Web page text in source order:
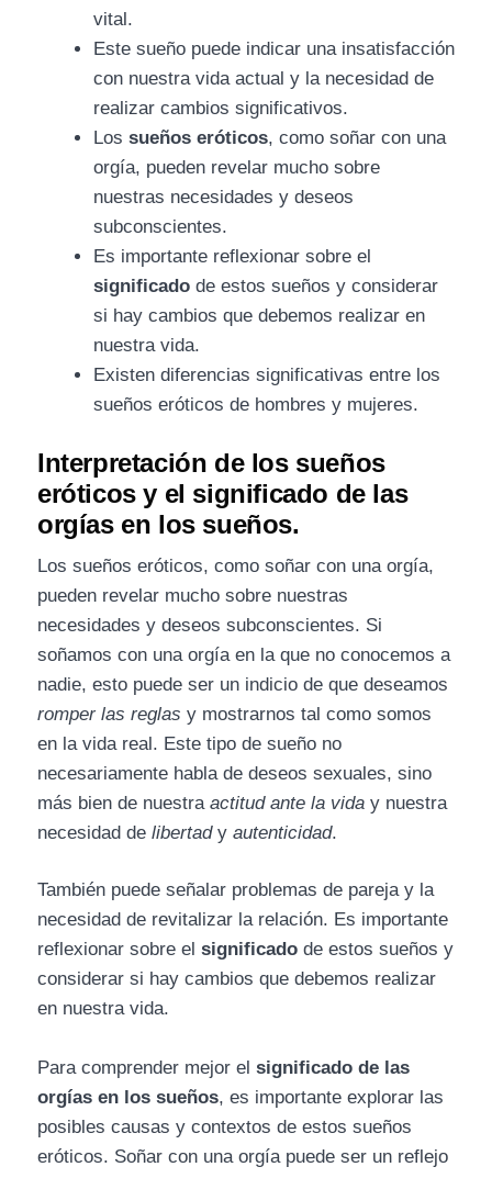
vital.
Este sueño puede indicar una insatisfacción
con nuestra vida actual y la necesidad de
realizar cambios significativos.
Los sueños eróticos, como soñar con una
orgía, pueden revelar mucho sobre
nuestras necesidades y deseos
subconscientes.
Es importante reflexionar sobre el
significado de estos sueños y considerar
si hay cambios que debemos realizar en
nuestra vida.
Existen diferencias significativas entre los
sueños eróticos de hombres y mujeres.
Interpretación de los sueños
eróticos y el significado de las
orgías en los sueños.
Los sueños eróticos, como soñar con una orgía,
pueden revelar mucho sobre nuestras
necesidades y deseos subconscientes. Si
soñamos con una orgía en la que no conocemos a
nadie, esto puede ser un indicio de que deseamos
romper las reglas y mostrarnos tal como somos
en la vida real. Este tipo de sueño no
necesariamente habla de deseos sexuales, sino
más bien de nuestra actitud ante la vida y nuestra
necesidad de libertady autenticidad.
También puede señalar problemas de pareja y la
necesidad de revitalizar la relación. Es importante
reflexionar sobre el significado de estos sueños y
considerar si hay cambios que debemos realizar
en nuestra vida.
Para comprender mejor el significado de las
orgías en los sueños, es importante explorar las
posibles causas y contextos de estos sueños
eróticos. Soñar con una orgía puede ser un reflejo